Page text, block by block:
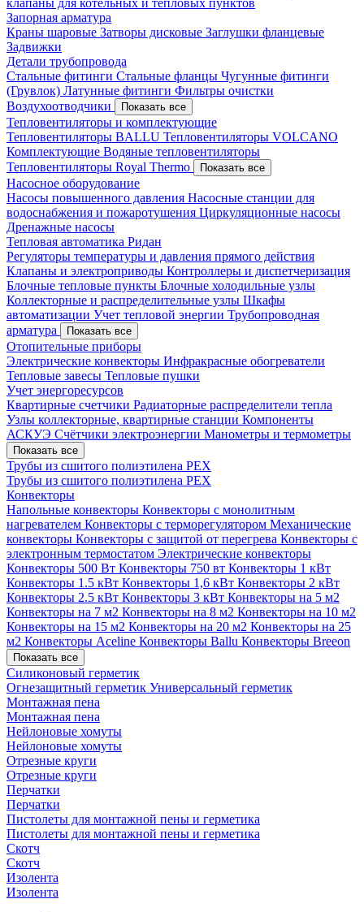
клапаны для котельных и тепловых пунктов
Запорная арматура
Краны шаровые Затворы дисковые Заглушки фланцевые
Задвижки
Детали трубопровода
Стальные фитинги Стальные фланцы Чугунные фитинги
(Грувлок) Латунные фитинги Фильтры очистки
Воздухоотводчики
Показать все
Тепловентиляторы и комплектующие
Тепловентиляторы BALLU Тепловентиляторы VOLCANO
Комплектующие Водяные тепловентиляторы
Тепловентиляторы Royal Thermo
Показать все
Насосное оборудование
Насосы повышенного давления Насосные станции для
водоснабжения и пожаротушения Циркуляционные насосы
Дренажные насосы
Тепловая автоматика Ридан
Регуляторы температуры и давления прямого действия
Клапаны и электроприводы Контроллеры и диспетчеризация
Блочные тепловые пункты Блочные холодильные узлы
Коллекторные и распределительные узлы Шкафы
автоматизации Учет тепловой энергии Трубопроводная
арматура
Показать все
Отопительные приборы
Электрические конвекторы Инфракрасные обогреватели
Тепловые завесы Тепловые пушки
Учет энергоресурсов
Квартирные счетчики Радиаторные распределители тепла
Узлы коллекторные, квартирные станции Компоненты
АСКУЭ Счётчики электроэнергии Манометры и термометры
Показать все
Трубы из сшитого полиэтилена PEX
Трубы из сшитого полиэтилена PEX
Конвекторы
Напольные конвекторы Конвекторы с монолитным
нагревателем Конвекторы с терморегулятором Механические
конвекторы Конвекторы с защитой от перегрева Конвекторы с
электронным термостатом Электрические конвекторы
Конвекторы 500 Вт Конвекторы 750 вт Конвекторы 1 кВт
Конвекторы 1.5 кВт Конвекторы 1,6 кВт Конвекторы 2 кВт
Конвекторы 2.5 кВт Конвекторы 3 кВт Конвекторы на 5 м2
Конвекторы на 7 м2 Конвекторы на 8 м2 Конвекторы на 10 м2
Конвекторы на 15 м2 Конвекторы на 20 м2 Конвекторы на 25
м2 Конвекторы Aceline Конвекторы Ballu Конвекторы Breeon
Показать все
Силиконовый герметик
Огнезащитный герметик Универсальный герметик
Монтажная пена
Монтажная пена
Нейлоновые хомуты
Нейлоновые хомуты
Отрезные круги
Отрезные круги
Перчатки
Перчатки
Пистолеты для монтажной пены и герметика
Пистолеты для монтажной пены и герметика
Скотч
Скотч
Изолента
Изолента